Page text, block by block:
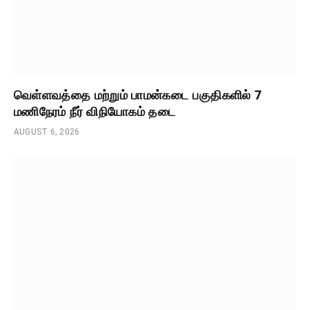
வெள்ளவத்தை மற்றும் பாமன்கடை பகுதிகளில் 7
மணிநேரம் நீர் விநியோகம் தடை
AUGUST 6, 2026